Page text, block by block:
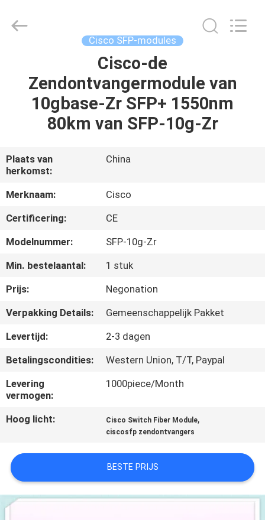
PRODUCTEN
OVER
ONS
FABRIEKSTOCHT
KWALITEITSCONTROLE
NEEM
CONTACT
ONS
OP
NIEUWS
GEVALLEN
SITEMAP
Ltd..
Cisco SFP-modules
Cisco-de
Zendontvangermodule van
10gbase-Zr SFP+ 1550nm
80km van SFP-10g-Zr
Plaats van
herkomst:
China
Merknaam:
Cisco
Certificering:
CE
Modelnummer:
SFP-10g-Zr
Min. bestelaantal:
1 stuk
Prijs:
Negonation
Verpakking Details:
Gemeenschappelijk Pakket
Levertijd:
2-3 dagen
Betalingscondities:
Western Union, T/T, Paypal
Levering
vermogen:
1000piece/Month
Hoog licht: Cisco Switch Fiber Module,
ciscosfp zendontvangers
BESTE PRIJS